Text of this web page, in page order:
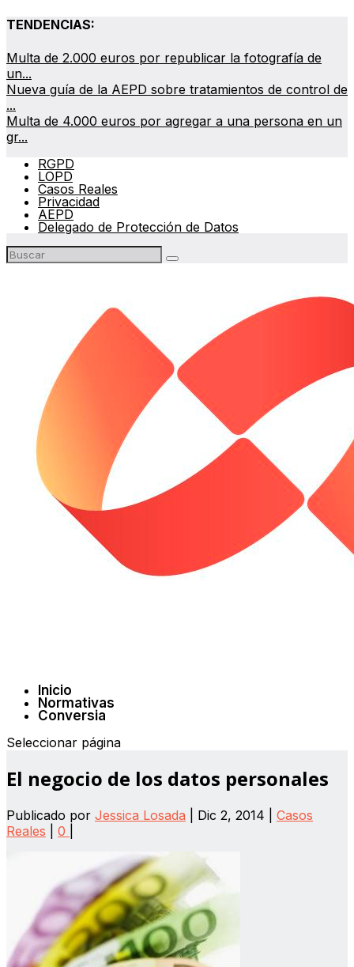
TENDENCIAS:
Multa de 2.000 euros por republicar la fotografía de
un...
Nueva guía de la AEPD sobre tratamientos de control de
...
Multa de 4.000 euros por agregar a una persona en un
gr...
RGPD
LOPD
Casos Reales
Privacidad
AEPD
Delegado de Protección de Datos
Inicio
Normativas
Conversia
Seleccionar página
El negocio de los datos personales
Publicado por Jessica Losada Dic 2, 2014
Casos
Reales
0